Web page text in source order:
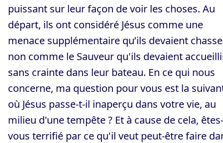
puissant sur leur façon de voir les choses. Au
départ, ils ont considéré Jésus comme une
menace supplémentaire qu’ils devaient
non comme le Sauveur qu'ils devaient
sans crainte dans leur bateau. En ce qui nous
concerne, ma question pour vous est la
où Jésus passe-t-il inaperçu dans votre vie, au
milieu d'une tempête ? Et à cause de cela, êtes-
vous terrifié par ce qu'il veut peut-être faire